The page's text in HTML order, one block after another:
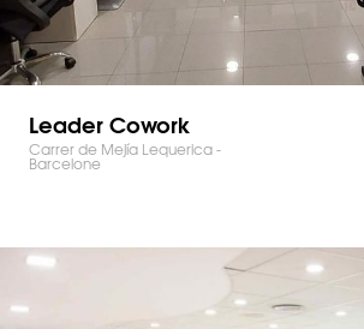
Leader Cowork
Carrer de Mejía Lequerica -
Barcelone